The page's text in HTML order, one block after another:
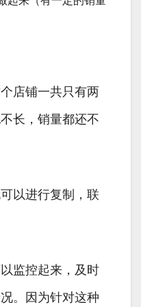
店铺一共只有两
长，销量都还不
以进行复制，联
监控起来，及时
。因为针对这种